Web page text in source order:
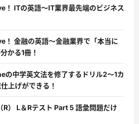
！ ITの英語〜IT業界最先端のビジネス
！ 金融の英語〜金融業界で「本当に
かる1冊！
の中学英文法を修了するドリル2〜1カ
上げができる！
R） L＆Rテスト Part 5 語彙問題だけ